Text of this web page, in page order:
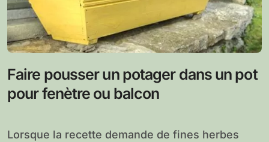
Faire pousser un potager dans un pot
pour fenètre ou balcon
Lorsque la recette demande de fines herbes